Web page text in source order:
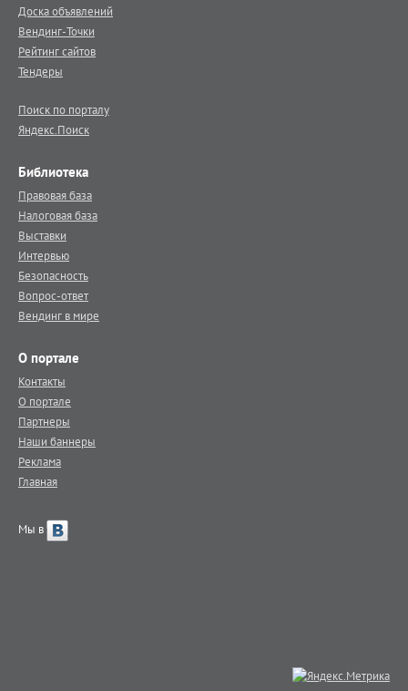
Доска объявлений
Вендинг-Точки
Рейтинг сайтов
Тендеры
Поиск по порталу
Яндекс.Поиск
Библиотека
Правовая база
Налоговая база
Выставки
Интервью
Безопасность
Вопрос-ответ
Вендинг в мире
О портале
Контакты
О портале
Партнеры
Наши баннеры
Реклама
Главная
Мы в